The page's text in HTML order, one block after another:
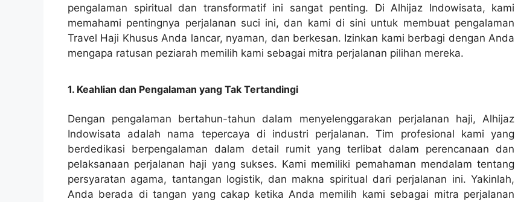
pengalaman spiritual dan transformatif ini sangat penting. Di Alhijaz Indowisata, kami
memahami pentingnya perjalanan suci ini, dan kami di sini untuk membuat pengalaman
Travel Haji Khusus Anda lancar, nyaman, dan berkesan. Izinkan kami berbagi dengan Anda
mengapa ratusan peziarah memilih kami sebagai mitra perjalanan pilihan mereka.
1. Keahlian dan Pengalaman yang Tak Tertandingi
Dengan pengalaman bertahun-tahun dalam menyelenggarakan perjalanan haji, Alhijaz
Indowisata adalah nama tepercaya di industri perjalanan. Tim profesional kami yang
berdedikasi berpengalaman dalam detail rumit yang terlibat dalam perencanaan dan
pelaksanaan perjalanan haji yang sukses. Kami memiliki pemahaman mendalam tentang
persyaratan agama, tantangan logistik, dan makna spiritual dari perjalanan ini. Yakinlah,
Anda berada di tangan yang cakap ketika Anda memilih kami sebagai mitra perjalanan